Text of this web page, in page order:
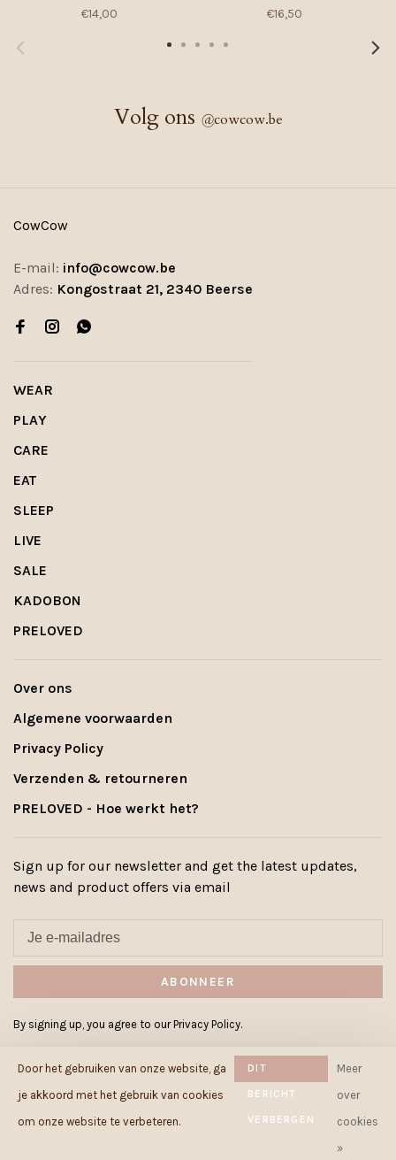
€14,00 €16,50
Volg ons @cowcow.be
CowCow
E-mail: info@cowcow.be
Adres: Kongostraat 21, 2340 Beerse
WEAR
PLAY
CARE
EAT
SLEEP
LIVE
SALE
KADOBON
PRELOVED
Over ons
Algemene voorwaarden
Privacy Policy
Verzenden & retourneren
PRELOVED - Hoe werkt het?
Sign up for our newsletter and get the latest updates,
news and product offers via email
ABONNEER
By signing up, you agree to our Privacy Policy.
© Copyright 2026 Cowcow.be-
Door het gebruiken van onze website, ga
je akkoord met het gebruik van cookies
om onze website te verbeteren.
DIT
BERICHT
VERBERGEN
Meer
over
cookies
»